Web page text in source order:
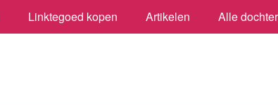
Linktegoed kopen Artikelen Alle